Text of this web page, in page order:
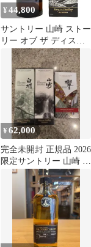
¥ 44,800
サントリー 山崎 ストー
リー オブ ザ ディステ
ィラリー 2025 シングル
モルト ウイスキー 43度
箱付 700ml
^YASTYDJF^
¥62,000
完全未開封 正規品 2026
限定サントリー 山崎 白
州 響 3本セット